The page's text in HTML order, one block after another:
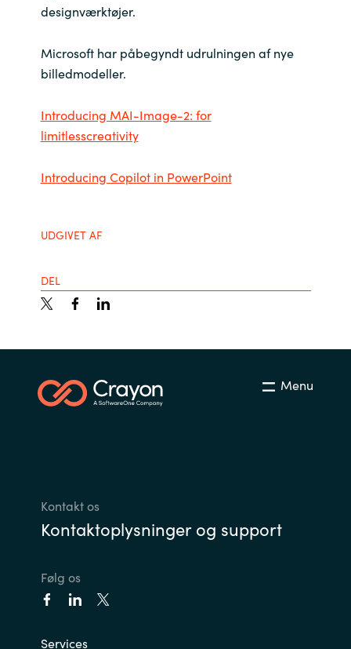
Philippines
Qatar
Ukraine
designværktøjer.
Microsoft har påbegyndt udrulningen af nye
billedmodeller.
Introducing MAI-Image-2: for
limitlesscreativity
Introducing Copilot in PowerPoint
UDGIVET AF
DEL
Menu
Kontakt os
Kontaktoplysninger og support
Følg os
Services